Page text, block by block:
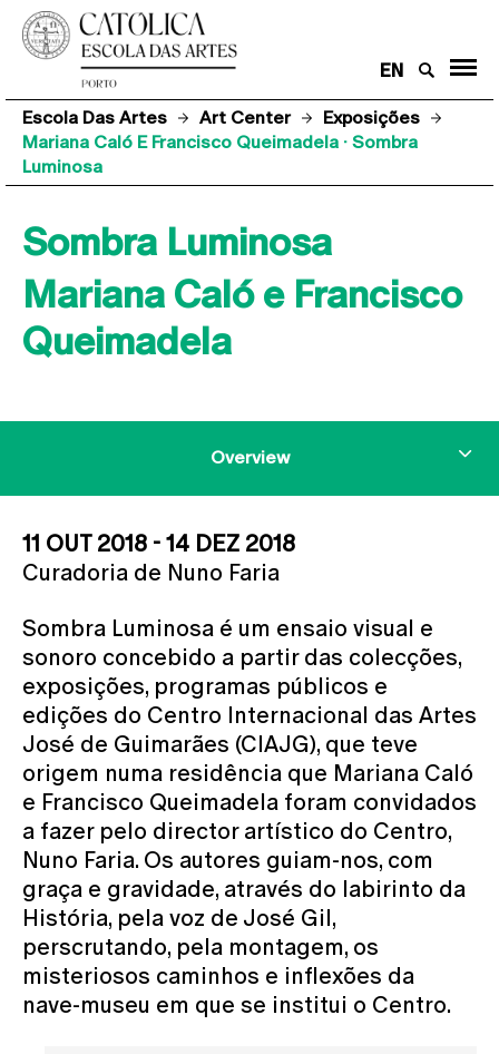
EN
Escola Das Artes Art Center
Exposições
Mariana Caló E Francisco Queimadela · Sombra
Luminosa
Sombra Luminosa
Mariana Caló e Francisco
Queimadela
Overview
11 OUT 2018 - 14 DEZ 2018
Curadoria de Nuno Faria
Sombra Luminosa é um ensaio visual e
sonoro concebido a partir das colecções,
exposições, programas públicos e
edições do Centro Internacional das Artes
José de Guimarães (CIAJG), que teve
origem numa residência que Mariana Caló
e Francisco Queimadela foram convidados
a fazer pelo director artístico do Centro,
Nuno Faria. Os autores guiam-nos, com
graça e gravidade, através do labirinto da
História, pela voz de José Gil,
perscrutando, pela montagem, os
misteriosos caminhos e inflexões da
nave-museu em que se institui o Centro.